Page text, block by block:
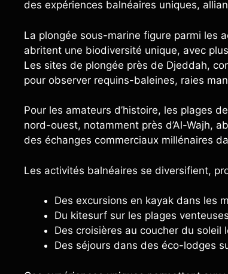
des expériences balnéaires uniques,
La plongée sous-marine figure parmi les
abritent une biodiversité unique, avec
Les sites de plongée près de Djeddah,
pour observer requins-baleines, raies
Pour les amateurs d’histoire, les plages
nord-ouest, notamment près d’Al-Wajh,
des échanges commerciaux millénaires
Les activités balnéaires se diversifient,
Des excursions en kayak dans les
Du kitesurf sur les plages
Des croisières au coucher du soleil
Des séjours dans des éco-lodges